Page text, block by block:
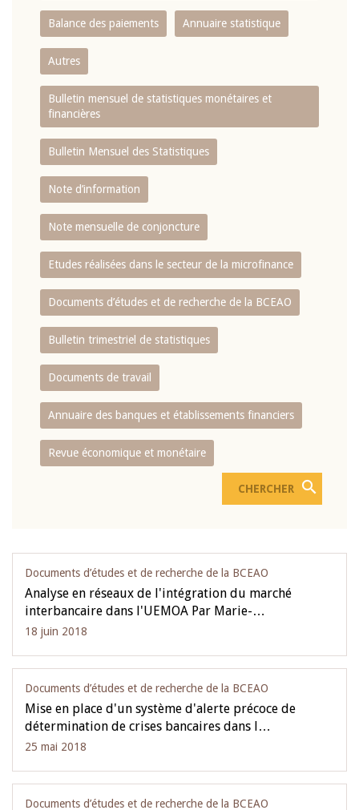
Balance des paiements Annuaire statistique
Autres
Bulletin mensuel de statistiques monétaires et
financières
Bulletin Mensuel des Statistiques
Note d’information
Note mensuelle de conjoncture
Etudes réalisées dans le secteur de la microfinance
Documents d’études et de recherche de la BCEAO
Bulletin trimestriel de statistiques
Documents de travail
Annuaire des banques et établissements financiers
Revue économique et monétaire
Documents d’études et de recherche de la BCEAO
Analyse en réseaux de l'intégration du marché
interbancaire dans l'UEMOA Par Marie-…
18 juin 2018
Documents d’études et de recherche de la BCEAO
Mise en place d'un système d'alerte précoce de
détermination de crises bancaires dans l…
25 mai 2018
Documents d’études et de recherche de la BCEAO